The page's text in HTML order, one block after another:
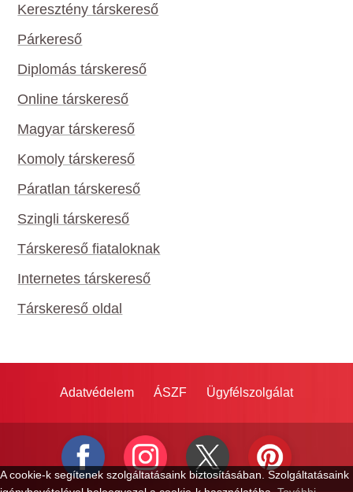
Keresztény társkereső
Párkereső
Diplomás társkereső
Online társkereső
Magyar társkereső
Komoly társkereső
Páratlan társkereső
Szingli társkereső
Társkereső fiataloknak
Internetes társkereső
Társkereső oldal
A cookie-k segítenek szolgáltatásaink biztosításában. Szolgáltatásaink
Adatvédelem ÁSZF Ügyfélszolgálat